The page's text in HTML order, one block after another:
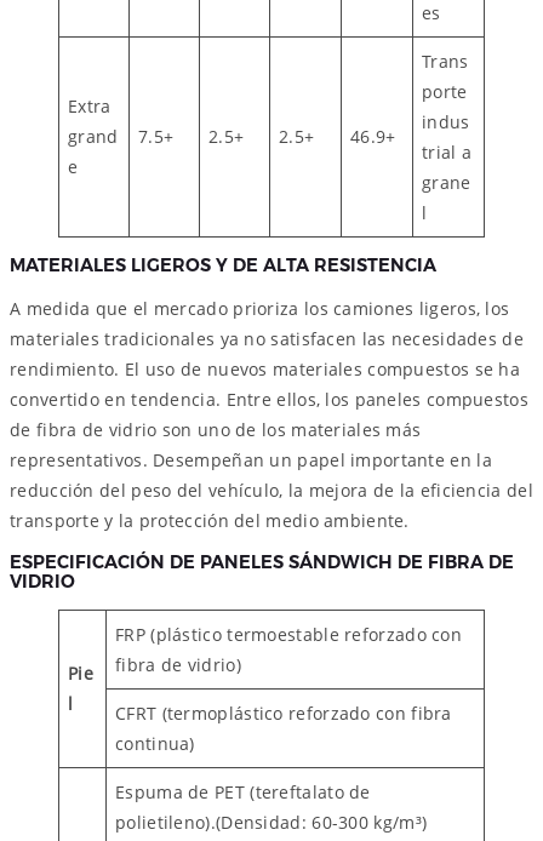
es
Extra
grand
e
7.5+ 2.5+ 2.5+ 46.9+
Trans
porte
indus
trial a
grane
l
MATERIALES LIGEROS Y DE ALTA RESISTENCIA
A medida que el mercado prioriza los camiones ligeros, los
materiales tradicionales ya no satisfacen las necesidades de
rendimiento. El uso de nuevos materiales compuestos se ha
convertido en tendencia. Entre ellos, los paneles compuestos
de fibra de vidrio son uno de los materiales más
representativos. Desempeñan un papel importante en la
reducción del peso del vehículo, la mejora de la eficiencia del
transporte y la protección del medio ambiente.
ESPECIFICACIÓN DE PANELES SÁNDWICH DE FIBRA DE
VIDRIO
Pie
l
FRP (plástico termoestable reforzado con
fibra de vidrio)
CFRT (termoplástico reforzado con fibra
continua)
Espuma de PET (tereftalato de
polietileno).(Densidad: 60-300 kg/m³)